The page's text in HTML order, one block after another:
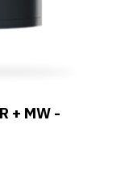
+ MW -